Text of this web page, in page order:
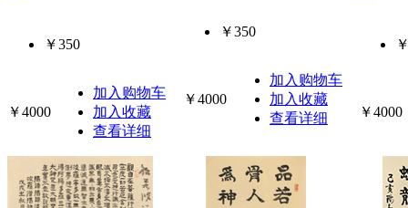
￥350
￥4000
加入购物车
加入收藏
查看详细
￥350
￥4000
加入购物车
加入收藏
查看详细
￥4000